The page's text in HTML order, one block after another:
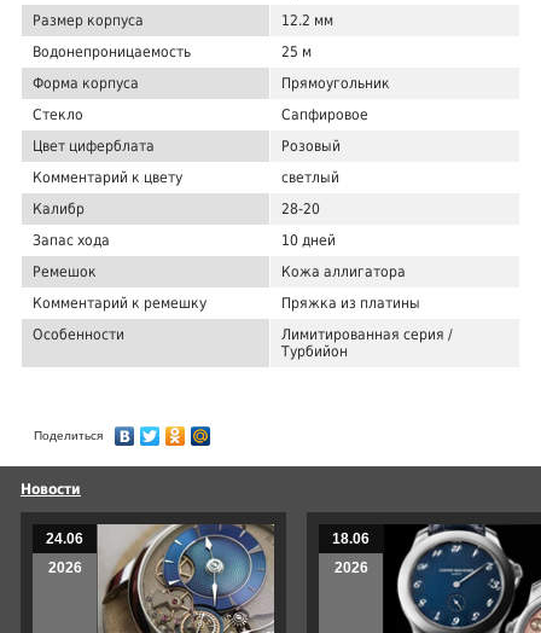
Размер корпуса
12.2 мм
Водонепроницаемость
25 м
Форма корпуса
Прямоугольник
Стекло
Сапфировое
Цвет циферблата
Розовый
Комментарий к цвету
светлый
Калибр
28-20
Запас хода
10 дней
Ремешок
Кожа аллигатора
Комментарий к ремешку
Пряжка из платины
Особенности
Лимитированная серия /
Турбийон
Поделиться
Новости
24.06
2026
18.06
2026